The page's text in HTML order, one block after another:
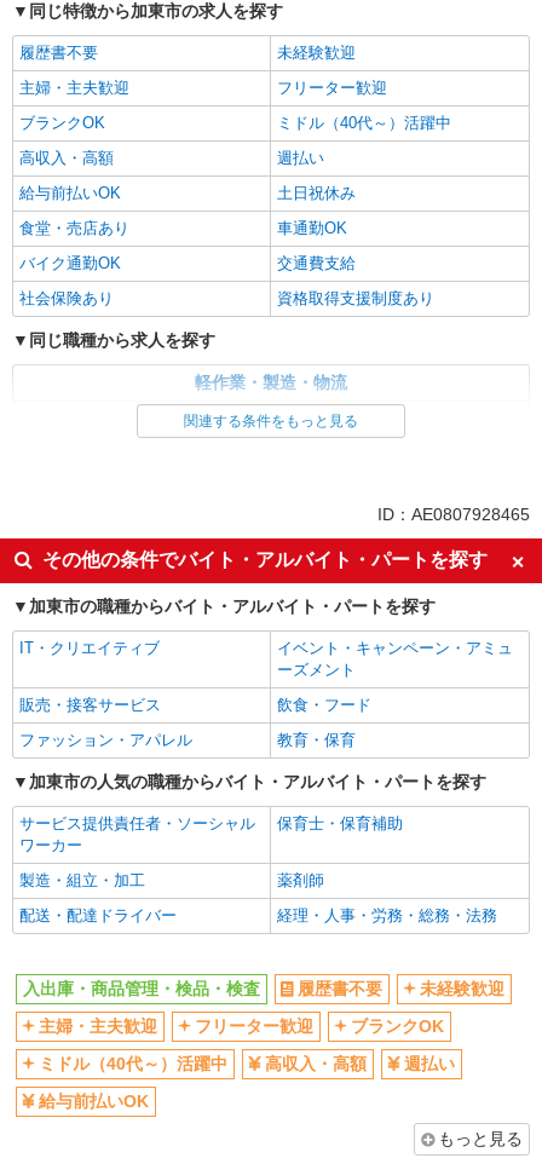
同じ特徴から加東市の求人を探す
履歴書不要
未経験歓迎
主婦・主夫歓迎
フリーター歓迎
ブランクOK
ミドル（40代～）活躍中
高収入・高額
週払い
給与前払いOK
土日祝休み
食堂・売店あり
車通勤OK
バイク通勤OK
交通費支給
社会保険あり
資格取得支援制度あり
同じ職種から求人を探す
軽作業・製造・物流
入出庫・商品管理・検品・検査
土日祝休み
車通勤OK
交通費支給
社会保険あり
関連する条件をもっと見る
ID：AE0807928465
その他の条件でバイト・アルバイト・パートを探す
加東市の職種からバイト・アルバイト・パートを探す
IT・クリエイティブ
イベント・キャンペーン・アミュ
ーズメント
販売・接客サービス
飲食・フード
ファッション・アパレル
教育・保育
加東市の人気の職種からバイト・アルバイト・パートを探す
サービス提供責任者・ソーシャル
ワーカー
保育士・保育補助
製造・組立・加工
薬剤師
配送・配達ドライバー
経理・人事・労務・総務・法務
入出庫・商品管理・検品・検査 履歴書不要
未経験歓迎
主婦・主夫歓迎
フリーター歓迎
ブランクOK
ミドル（40代～）活躍中
高収入・高額
週払い
給与前払いOK
もっと見る